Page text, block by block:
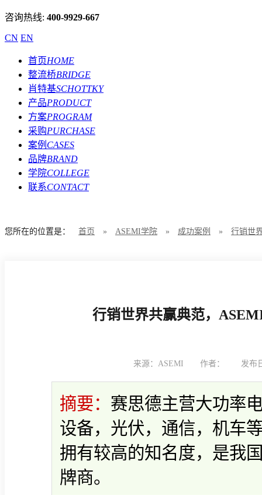
咨询热线: 400-9929-667
CN EN
首页HOME
整流桥BRIDGE
肖特基SCHOTTKY
产品PRODUCT
方案PROGRAM
采购PURCHASE
案例 CASES
品牌BRAND
学院COLLEGE
联系CONTACT
您所在的位置是： 首页 » ASEMI学院 » 成功案例 » 行销世
行销世界共赢典范，
来源：ASEMI 作者： 发布
摘要： 赛思德主营大功率
设备，光伏，通信，机车
拥有较高的知名度，是我
牌商。